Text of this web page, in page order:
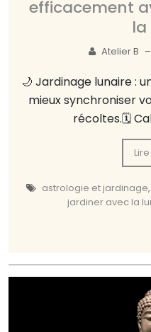
efficacement
Atelier B –
🌙 Jardinage lunaire :
mieux synchroniser
récoltes.🗓️
astrologie et jardinage,
jardiner avec la